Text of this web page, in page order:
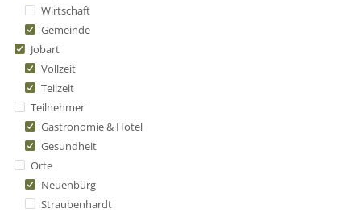
Wirtschaft
Gemeinde
Jobart
Vollzeit
Teilzeit
Teilnehmer
Gastronomie & Hotel
Gesundheit
Orte
Neuenbürg
Straubenhardt